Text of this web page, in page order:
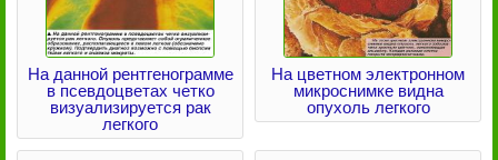
На данной рентгенограмме
в псевдоцветах четко
визуализируется рак
легкого
На цветном электронном
микроснимке видна
опухоль легкого